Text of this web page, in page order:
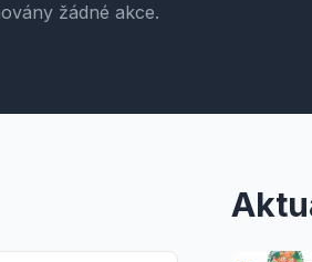
žádné akce.